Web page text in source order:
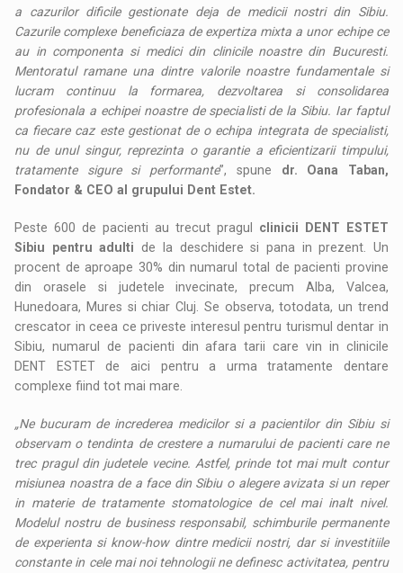
a cazurilor dificile gestionate deja de medicii nostri din Sibiu.
Cazurile complexe beneficiaza de expertiza mixta a unor echipe ce
au in componenta si medici din clinicile noastre din Bucuresti.
Mentoratul ramane una dintre valorile noastre fundamentale si
lucram continuu la formarea, dezvoltarea si consolidarea
profesionala a echipei noastre de specialisti de la Sibiu. Iar faptul
ca fiecare caz este gestionat de o echipa integrata de specialisti,
nu de unul singur, reprezinta o garantie a eficientizarii timpului,
tratamente sigure si performante”, spune dr. Oana
Taban,
Fondator & CEO al grupului Dent Estet.
Peste 600 de pacienti au trecut pragul clinicii DENT ESTET
Sibiu pentru adulti de la deschidere si pana in prezent. Un
procent de aproape 30% din numarul total de pacienti provine
din orasele si judetele invecinate, precum Alba, Valcea,
Hunedoara, Mures si chiar Cluj. Se observa, totodata, un trend
crescator in ceea ce priveste interesul pentru turismul dentar in
Sibiu, numarul de pacienti din afara tarii care vin in clinicile
DENT ESTET de aici pentru a urma tratamente dentare
complexe fiind tot mai mare.
„Ne bucuram de increderea medicilor si a pacientilor din Sibiu si
observam o tendinta de crestere a numarului de pacienti care ne
trec pragul din judetele vecine. Astfel, prinde tot mai mult contur
misiunea noastra de a face din Sibiu o alegere avizata si un reper
in materie de tratamente stomatologice de cel mai inalt nivel.
Modelul nostru de business responsabil, schimburile permanente
de experienta si know-how dintre medicii nostri, dar si investitiile
constante in cele mai noi tehnologii ne definesc activitatea, pentru